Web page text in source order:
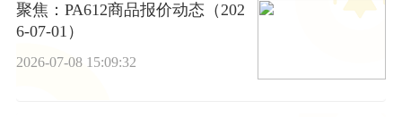
聚焦：PA612商品报价动态（202
6-07-01）
2026-07-08 15:09:32